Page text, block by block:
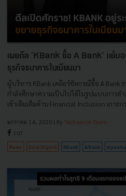
เผยดีล 'KBank ซื้อ A Bank' แย้มอ
ธุรกิจธนาคารในเมียนมา
ผู้บริหาร KBank เคลียร์ชัดกรณีซื้อ A Bank
กำลังศึกษาความเป็นไปได้ในรูปแบบการด
เข้าเติมเต็มด้าน Financial Inclusion เกาะกร
มกราคม 14, 2020 | By Techsauce Team
107
News Deal Digest KBank A Bank